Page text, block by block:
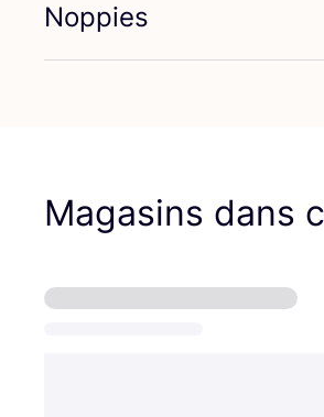
Noppies
Magasins dans